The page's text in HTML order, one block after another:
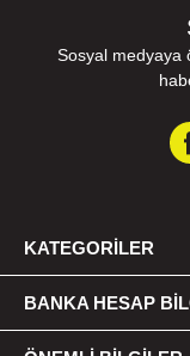
Sosyal medyaya
KATEGORILER
BANKA HESAP